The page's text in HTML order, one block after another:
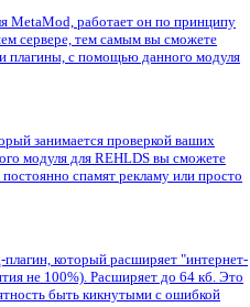
MetaMod, работает он по принципу
сервере, тем самым вы сможете
плагины, с помощью данного модуля
занимается проверкой ваших
модуля для REHLDS вы сможете
спамят рекламу или просто
который расширяет "интернет-
не 100%). Расширяет до 64 кб. Это
быть кикнутыми с ошибкой